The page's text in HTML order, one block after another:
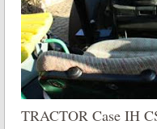
TRACTOR Case IH